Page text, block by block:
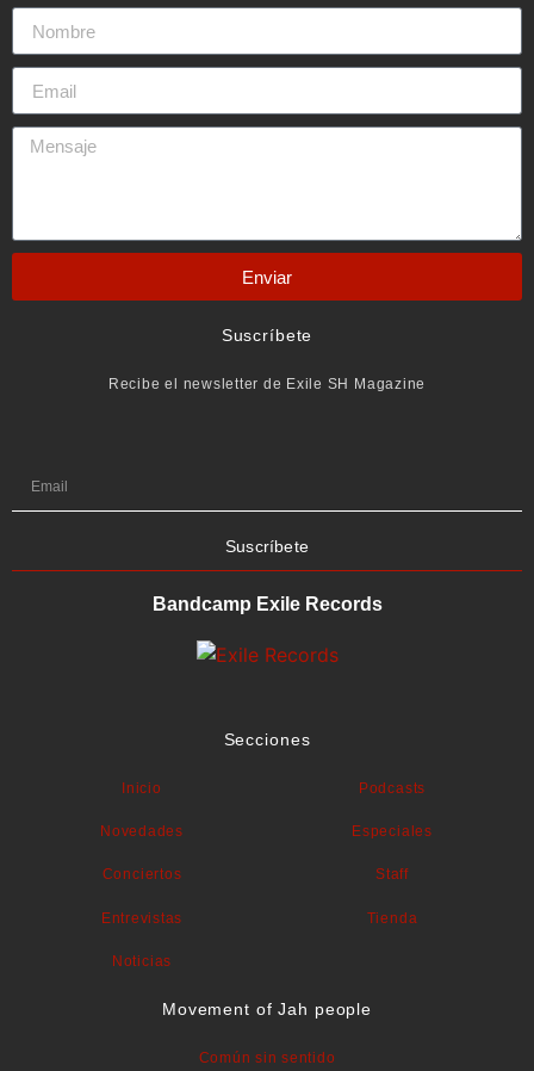
Enviar
Suscríbete
Recibe el newsletter de Exile SH Magazine
Suscríbete
Bandcamp Exile Records
Secciones
Inicio
Novedades
Conciertos
Entrevistas
Noticias
Podcasts
Especiales
Staff
Tienda
Movement of Jah people
Común sin sentido